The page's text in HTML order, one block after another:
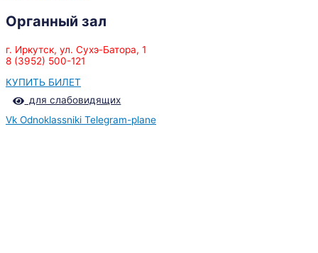
Органный зал
г. Иркутск, ул. Сухэ-Батора, 1
8 (3952) 500-121
КУПИТЬ БИЛЕТ
для слабовидящих
Vk Odnoklassniki Telegram-plane